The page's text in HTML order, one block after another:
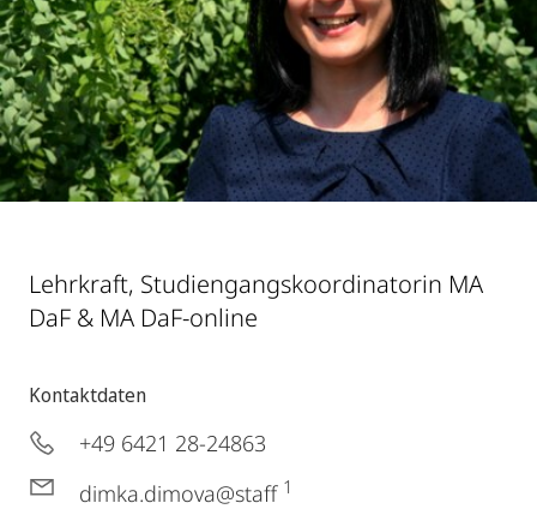
Lehrkraft, Studiengangskoordinatorin MA
DaF & MA DaF-online
Kontaktdaten
+49 6421 28-24863
dimka.dimova@staff 1